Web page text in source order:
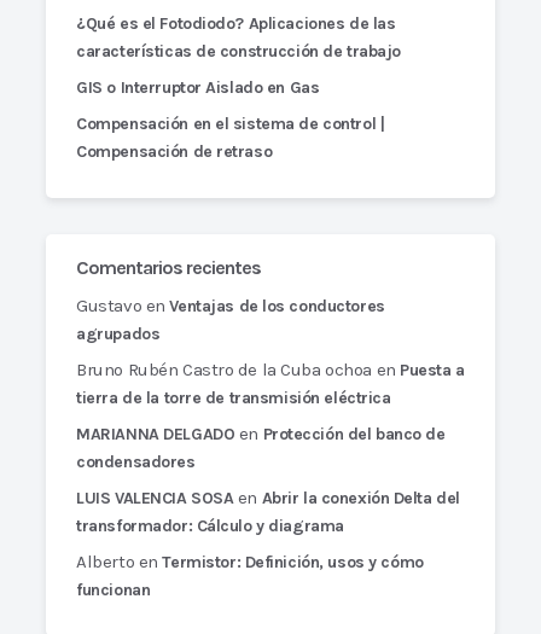
¿Qué es el Fotodiodo? Aplicaciones de las
características de construcción de trabajo
GIS o Interruptor Aislado en Gas
Compensación en el sistema de control |
Compensación de retraso
Comentarios recientes
Gustavo enVentajas de los conductores
agrupados
Bruno Rubén Castro de la Cuba ochoa en Puesta a
tierra de la torre de transmisión eléctrica
MARIANNA DELGADO en Protección del banco de
condensadores
LUIS VALENCIA SOSAen Abrir la conexión Delta del
transformador: Cálculo y diagrama
Alberto enTermistor: Definición, usos y cómo
funcionan